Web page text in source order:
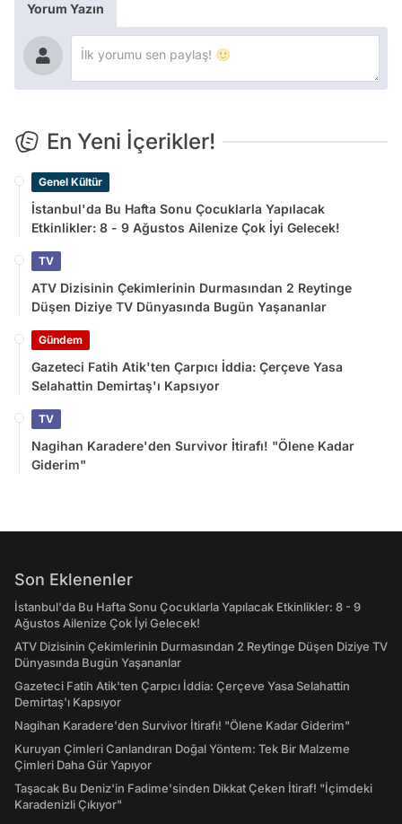
Yorum Yazın
En Yeni İçerikler!
Genel Kültür
İstanbul'da Bu Hafta Sonu Çocuklarla Yapılacak
Etkinlikler: 8 - 9 Ağustos Ailenize Çok İyi Gelecek!
TV
ATV Dizisinin Çekimlerinin Durmasından 2 Reytinge
Düşen Diziye TV Dünyasında Bugün Yaşananlar
Gündem
Gazeteci Fatih Atik'ten Çarpıcı İddia: Çerçeve Yasa
Selahattin Demirtaş'ı Kapsıyor
TV
Nagihan Karadere'den Survivor İtirafı! "Ölene Kadar
Giderim"
Son Eklenenler
İstanbul'da Bu Hafta Sonu Çocuklarla Yapılacak Etkinlikler: 8 - 9
Ağustos Ailenize Çok İyi Gelecek!
ATV Dizisinin Çekimlerinin Durmasından 2 Reytinge Düşen Diziye TV
Dünyasında Bugün Yaşananlar
Gazeteci Fatih Atik'ten Çarpıcı İddia: Çerçeve Yasa Selahattin
Demirtaş'ı Kapsıyor
Nagihan Karadere'den Survivor İtirafı! "Ölene Kadar Giderim"
Kuruyan Çimleri Canlandıran Doğal Yöntem: Tek Bir Malzeme
Çimleri Daha Gür Yapıyor
Taşacak Bu Deniz'in Fadime'sinden Dikkat Çeken İtiraf! "İçimdeki
Karadenizli Çıkıyor"